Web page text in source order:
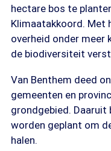
hectare bos te
Klimaatakkoord. Met
overheid onder meer
de biodiversiteit
Van Benthem deed
gemeenten en
grondgebied.
worden geplant om
halen.